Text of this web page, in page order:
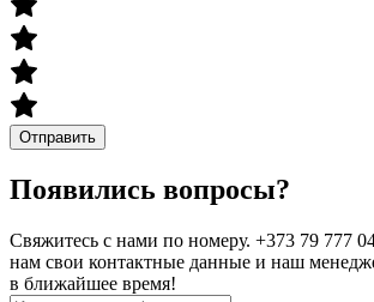
Отправить
Появились вопросы?
Свяжитесь с нами по номеру. +373 79 777
нам свои контактные данные и наш
в ближайшее время!